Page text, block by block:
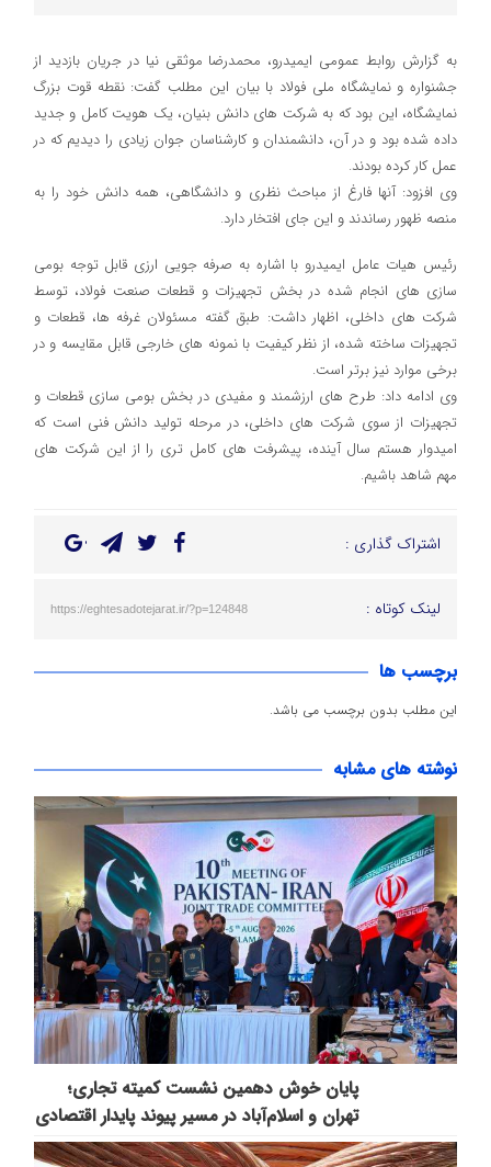
به گزارش روابط عمومی ایمیدرو، محمدرضا موثقی نیا در جریان بازدید از
جشنواره و نمایشگاه ملی فولاد با بیان این مطلب گفت: نقطه قوت بزرگ
نمایشگاه، این بود که به شرکت های دانش بنیان، یک هویت کامل و جدید
داده شده بود و در آن، دانشمندان و کارشناسان جوان زیادی را دیدیم که در
عمل کار کرده بودند.
وی افزود: آنها فارغ از مباحث نظری و دانشگاهی، همه دانش خود را به
منصه ظهور رساندند و این جای افتخار دارد.
رئیس هیات عامل ایمیدرو با اشاره به صرفه جویی ارزی قابل توجه بومی
سازی های انجام شده در بخش تجهیزات و قطعات صنعت فولاد، توسط
شرکت های داخلی، اظهار داشت: طبق گفته مسئولان غرفه ها، قطعات و
تجهیزات ساخته شده، از نظر کیفیت با نمونه های خارجی قابل مقایسه و در
برخی موارد نیز برتر است.
وی ادامه داد: طرح های ارزشمند و مفیدی در بخش بومی سازی قطعات و
تجهیزات از سوی شرکت های داخلی، در مرحله تولید دانش فنی است که
امیدوار هستم سال آینده، پیشرفت های کامل تری را از این شرکت های
مهم شاهد باشیم.
اشتراک گذاری :
لینک کوتاه : https://eghtesadotejarat.ir/?p=124848
برچسب ها
این مطلب بدون برچسب می باشد.
نوشته های مشابه
پایان خوش دهمین نشست کمیته تجاری؛
تهران و اسلام‌آباد در مسیر پیوند پایدار اقتصادی